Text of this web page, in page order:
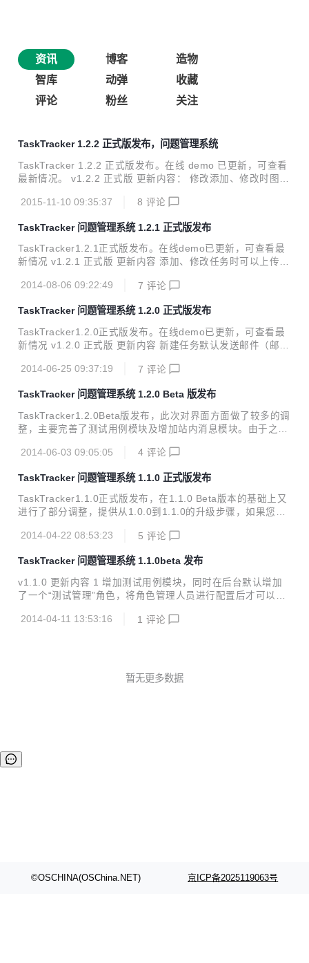
资讯 博客
造物
智库
动弹
收藏
评论
粉丝 关注
TaskTracker 1.2.2 正式版发布，问题管理系统
TaskTracker 1.2.2 正式版发布。在线 demo 已更新，可查看
最新情况。 v1.2.2 正式版 更新内容： 修改添加、修改时图片
修正项目概况中最多只能显示15人的问题 增加项目概况界面
限于项目经理或技术经理角色用户 修复一些显示问题和系统错
误 下载页面：http://www.software4j.com/download.html 演
示地址：http://www.software4j.com/demo TaskTracker 是
2015-11-10 09:35:37 8 评论
TaskTracker 问题管理系统 1.2.1 正式版发布
TaskTracker1.2.1正式版发布。在线demo已更新，可查看最
新情况 v1.2.1 正式版 更新内容 添加、修改任务时可以上传本
务详情时，增加最大化按钮，便于查看任务内容较多或图片较
增加了任务创建人的显示 优化了附件上传部分代码，并为用户
提供了可修改附件上传大小限制的配置（默认为5MB），在W
EB-INF/applicationContext.xml中修改 在任务列表上，增加
只有项目经理和技术经理才有这个弹出菜单的使用权...
2014-08-06 09:22:49 7 评论
TaskTracker 问题管理系统 1.2.0 正式版发布
TaskTracker1.2.0正式版发布。在线demo已更新，可查看最
新情况 v1.2.0 正式版 更新内容 新建任务默认发送邮件（邮件
法发送邮件） 任务列表查询条件中的"任务状态"和"任务类
次选择的项目，下次登录后默认选中 已关闭任务标题用删除线
标记 修正项目名称后，在测试用例的根节点名称没有被更改
修正项目动态发布后，有些显示为HTML代码的问题 修正跟进
即开始和结束日期选择同一天 修正测试用例模块，“进入用例”
2014-06-25 09:37:19 7 评论
TaskTracker 问题管理系统 1.2.0 Beta 版发布
TaskTracker1.2.0Beta版发布，此次对界面方面做了较多的调
整，主要完善了测试用例模块及增加站内消息模块。由于之前
时，发布了TaskTracker的集成版本，内嵌了所有TaskTracke
版可在官网下载，约214MB，集成版说明：http://www.softw
are4j.com/all_in_one.html 老用户在从低版本升级到新版本
的时候一定要阅读安装文档，本次升级与以往有点差别，需要
v1.2...
2014-06-03 09:05:05 4 评论
TaskTracker 问题管理系统 1.1.0 正式版发布
TaskTracker1.1.0正式版发布，在1.1.0 Beta版本的基础上又
进行了部分调整，提供从1.0.0到1.1.0的升级步骤，如果您是
可。 v1.1.0 正式版 更新内容 点击模块根节点不再显示项目概
项目概况功能修改到项目选择上方的工具条中 测试用例增加工
时属性 完成项目概况界面中项目属性复制的功能，由于浏览器
兼容的问题,没有采用直接复制到剪切板，也没有采用业界比较
任务时可以直接将任务关联到测...
2014-04-22 08:53:23 5 评论
TaskTracker 问题管理系统 1.1.0beta 发布
v1.1.0 更新内容 1 增加测试用例模块，同时在后台默认增加
了一个“测试管理”角色，将角色管理人员进行配置后才可以进
或html格式）功能 3 在任务列表中增加的任务移动功能 4 修
wnload.html 演示地址：http://www.software4j.com/demo
2014-04-11 13:53:16 1 评论
暂无更多数据
©OSCHINA(OSChina.NET) 京ICP备2025119063号